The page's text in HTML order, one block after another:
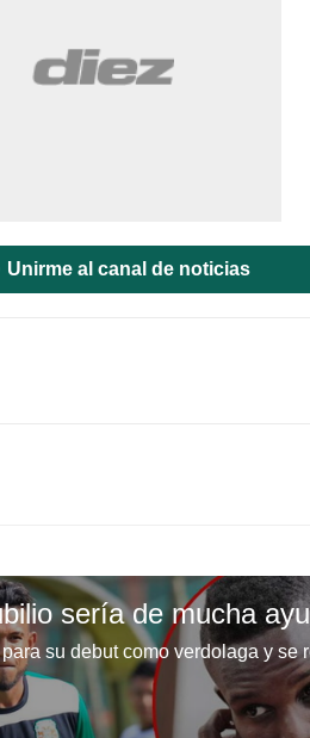
Unirme al canal de noticias